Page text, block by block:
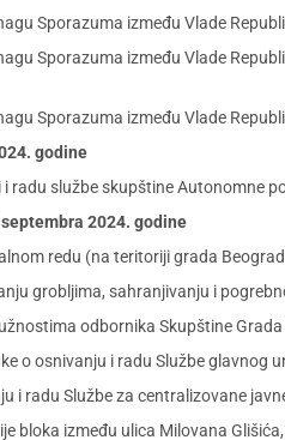
Sporazuma između Vlade
Sporazuma između Vlade
Sporazuma između Vlade
godine
radu službe skupštine Autonomne
2024. godine
redu (na teritoriji grada
grobljima, sahranjivanju i
odbornika Skupštine
o osnivanju i radu Službe glavnog
i radu Službe za centralizovane
bloka između ulica Milovana